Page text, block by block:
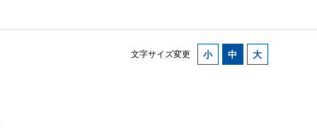
文字サイズ変更